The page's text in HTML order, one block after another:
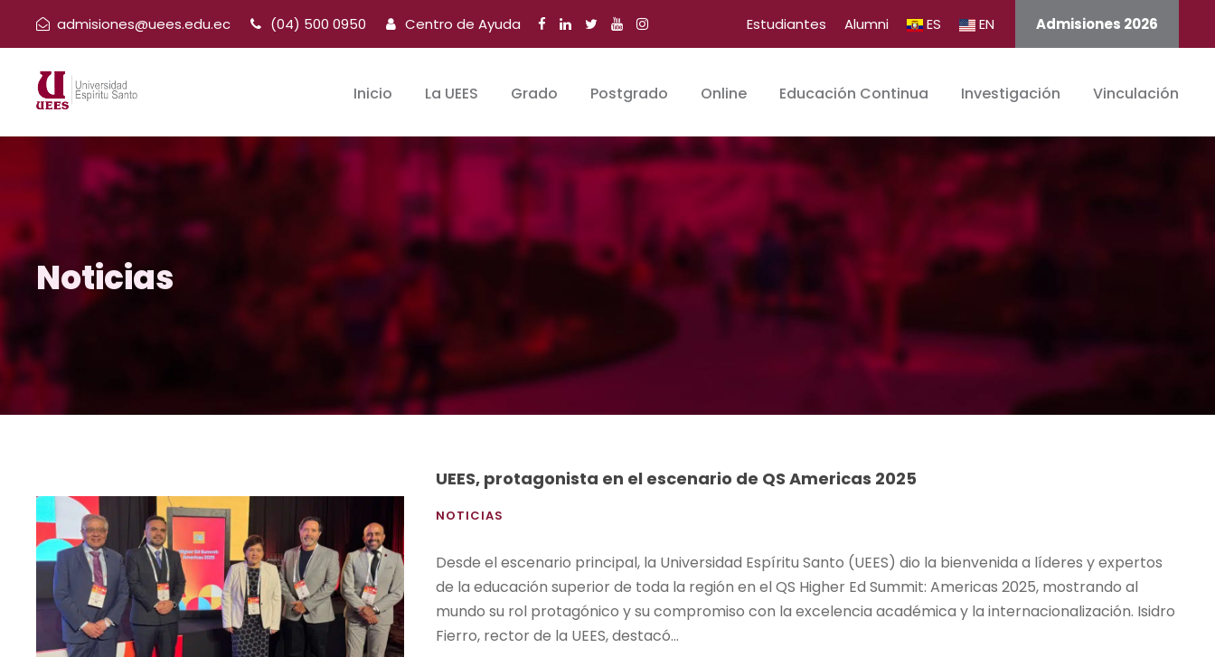
admisiones@uees.edu.ec (04) 500 0950 Centro de Ayuda Estudiantes Alumni ES EN Admisiones 2026
Inicio La UEES Grado Postgrado Online Educación Continua Investigación Vinculación
Noticias
UEES, protagonista en el escenario de QS Americas 2025
NOTICIAS
Desde el escenario principal, la Universidad Espíritu Santo (UEES) dio la bienvenida a líderes y expertos
de la educación superior de toda la región en el QS Higher Ed Summit: Americas 2025, mostrando al
mundo su rol protagónico y su compromiso con la excelencia académica y la internacionalización. Isidro
Fierro, rector de la UEES, destacó...